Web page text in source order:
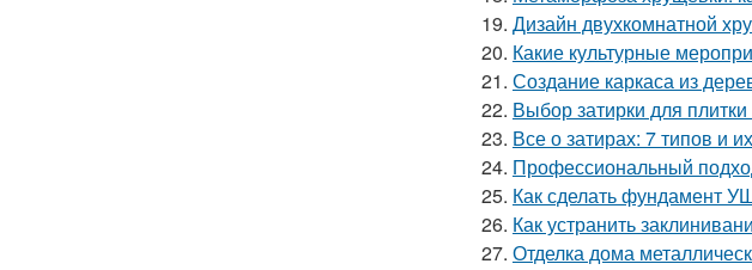
19. Дизайн двухкомнатной
20. Какие культурные
21. Создание каркаса из
22. Выбор затирки для
23. Все о затирах: 7 типов и
24. Профессиональный
25. Как сделать фундамент
26. Как устранить
27. Отделка дома